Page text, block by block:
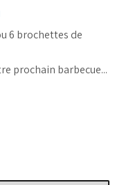
6 brochettes de
prochain barbecue...